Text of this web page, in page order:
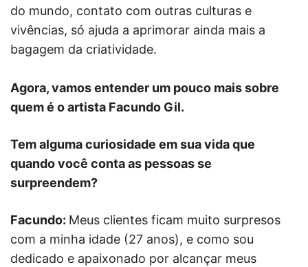
do mundo, contato com outras culturas e
vivências, só ajuda a aprimorar ainda mais a
bagagem da criatividade.
Agora, vamos entender um pouco mais sobre
quem é o artista Facundo Gil.
Tem alguma curiosidade em sua vida que
quando você conta as pessoas se
surpreendem?
Facundo: Meus clientes ficam muito surpresos
com a minha idade (27 anos), e como sou
dedicado e apaixonado por alcançar meus